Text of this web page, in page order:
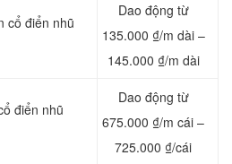
cổ điển nhũ
Dao động từ
135.000 ₫/m dài –
145.000 ₫/m dài
điển nhũ
Dao động từ
675.000 ₫/m cái –
725.000 ₫/cái